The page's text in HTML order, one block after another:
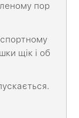
пор
щік і об